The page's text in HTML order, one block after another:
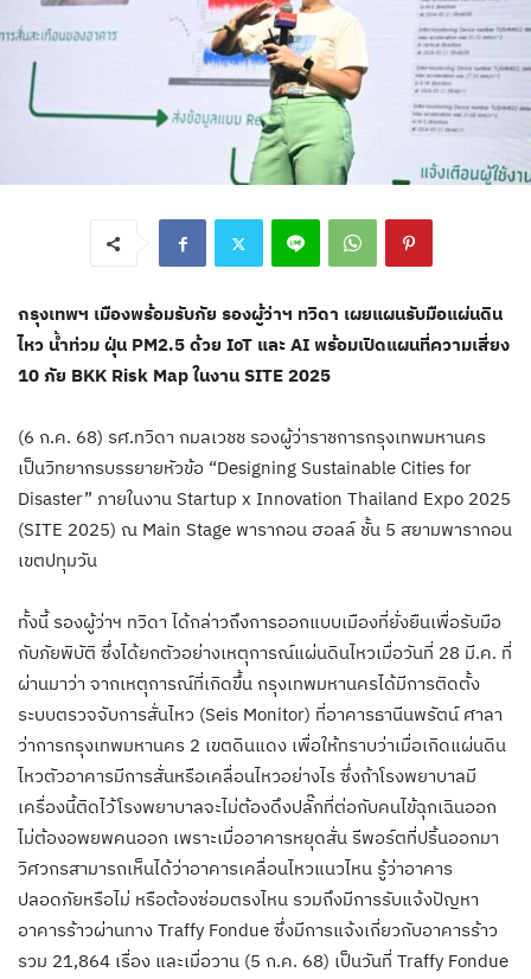
กรุงเทพฯ เมืองพร้อมรับภัย รองผู้ว่าฯ ทวิดา เผยแผนรับมือแผ่นดิน
ไหว น้ำท่วม ฝุ่น PM2.5 ด้วย IoT และ AI พร้อมเปิดแผนที่ความเสี่ยง
10 ภัย BKK Risk Map ในงาน SITE 2025
(6 ก.ค. 68) รศ.ทวิดา กมลเวชช รองผู้ว่าราชการกรุงเทพมหานคร
เป็นวิทยากรบรรยายหัวข้อ “Designing Sustainable Cities for
Disaster” ภายในงาน Startup x Innovation Thailand Expo 2025
(SITE 2025) ณ Main Stage พารากอน ฮอลล์ ชั้น 5 สยามพารากอน
เขตปทุมวัน
ทั้งนี้ รองผู้ว่าฯ ทวิดา ได้กล่าวถึงการออกแบบเมืองที่ยั่งยืนเพื่อรับมือ
กับภัยพิบัติ ซึ่งได้ยกตัวอย่างเหตุการณ์แผ่นดินไหวเมื่อวันที่ 28 มี.ค. ที่
ผ่านมาว่า จากเหตุการณ์ที่เกิดขึ้น กรุงเทพมหานครได้มีการติดตั้ง
ระบบตรวจจับการสั่นไหว (Seis Monitor) ที่อาคารธานีนพรัตน์ ศาลา
ว่าการกรุงเทพมหานคร 2 เขตดินแดง เพื่อให้ทราบว่าเมื่อเกิดแผ่นดิน
ไหวตัวอาคารมีการสั่นหรือเคลื่อนไหวอย่างไร ซึ่งถ้าโรงพยาบาลมี
เครื่องนี้ติดไว้โรงพยาบาลจะไม่ต้องดึงปลั๊กที่ต่อกับคนไข้ฉุกเฉินออก
ไม่ต้องอพยพคนออก เพราะเมื่ออาคารหยุดสั่น รีพอร์ตที่ปริ้นออกมา
วิศวกรสามารถเห็นได้ว่าอาคารเคลื่อนไหวแนวไหน รู้ว่าอาคาร
ปลอดภัยหรือไม่ หรือต้องซ่อมตรงไหน รวมถึงมีการรับแจ้งปัญหา
อาคารร้าวผ่านทาง Traffy Fondue ซึ่งมีการแจ้งเกี่ยวกับอาคารร้าว
รวม 21,864 เรื่อง และเมื่อวาน (5 ก.ค. 68) เป็นวันที่ Traffy Fondue